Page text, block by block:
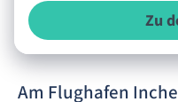
Zu
Am Flughafen